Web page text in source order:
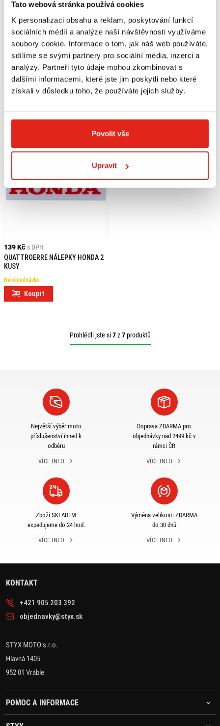
Tato webová stránka používá cookies
K personalizaci obsahu a reklam, poskytování funkcí
sociálních médií a analýze naší návštěvnosti využíváme
soubory cookie. Informace o tom, jak náš web používáte,
sdílíme se svými partnery pro sociální média, inzerci a
analýzy. Partneři tyto údaje mohou zkombinovat s
dalšími informacemi, které jste jim poskytli nebo které
získali v důsledku toho, že používáte jejich služby.
Povolit vše
Upravit
11 839 Kč s DPH
LEO VINCE VÝFUK LV ONE EVO
HONDA CB/CBR 500 F/R/X INOX
Na objednávku
Koupit
13 259 Kč s DPH
LEO VINCE VÝFUK LV NERO HONDA
CB/CBR 500 F/R/X INOX
Na objednávku
Koupit
139 Kč s DPH
QUATTROERRE NÁLEPKY HONDA 2
KUSY
Na objednávku
Koupit
Prohlédli jste si7z7produktů
Největší výběr moto
příslušenství ihned k
odběru
VÍCE INFO
Doprava ZDARMA pro
objednávky nad 2499 kč v
rámci ČR
VÍCE INFO
Zboží SKLADEM
expedujeme do 24 hod.
VÍCE INFO
Výměna velikosti ZDARMA
do 30 dnů
VÍCE INFO
KONTAKT
+421 905 203 392
objednavky@styx.sk
STYX MOTO s.r.o.
Hlavná 1405
952 01 Vráble
POMOC A INFORMACE